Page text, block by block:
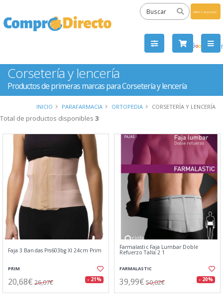
by
Corsetería y lencería
Productos de primeras marcas para Corsetería y lencería
INICIO PARAFARMACIA ORTOPEDIA CORSETERÍA Y LENCERÍA
Total de productos disponibles 3
Faja 3 Bandas Prs603bg Xl 24cm Prim
PRIM
20,68€ 26,07€ - 21%
Farmalastic Faja Lumbar Doble
Refuerzo Talla 2 1
FARMALASTIC
39,99€ 50,02€ - 20%